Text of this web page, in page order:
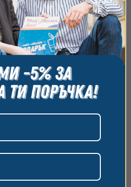
Черноморие
357.90 700 лв.
технологии, за да осигурим
да подобрим
анализираме използването
персонализирано
Можете да приемете
откажете всички или да
За повече информация
който обработваме вашите
нашата страница за
Приемам